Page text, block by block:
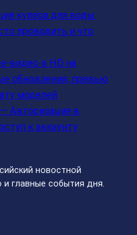
кулера для воды:
проводить и что
в HD на
обновления, превью
моделей
Авторизация в
к аккаунту
новостной
главные события дня.